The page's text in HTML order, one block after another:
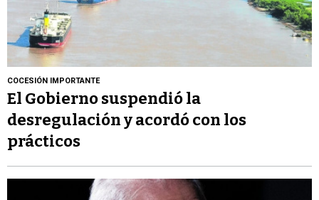
COCESIÓN IMPORTANTE
El Gobierno suspendió la
desregulación y acordó con los
prácticos